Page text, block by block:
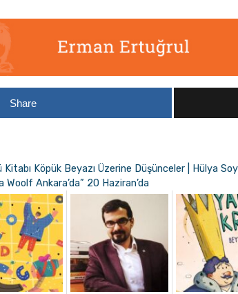
Share
Kitabı Köpük Beyazı Üzerine Düşünceler | Hülya
Woolf Ankara’da” 20 Haziran’da